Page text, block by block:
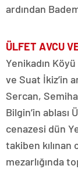
ardından
ÜLFET AVCU
Yenikadın
ve Suat İkiz’in
Sercan,
Bilgin’in
cenazesi dün
takiben kılınan
mezarlığında